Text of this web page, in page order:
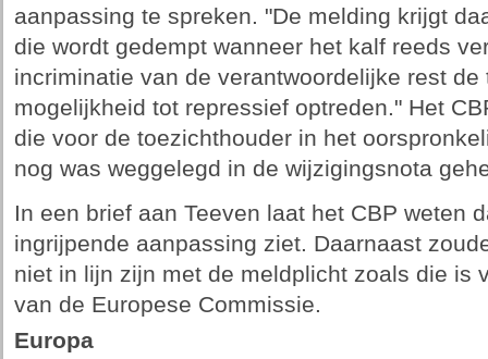
aanpassing te spreken. "De melding krijgt
die wordt gedempt wanneer het kalf reeds
incriminatie van de verantwoordelijke rest
mogelijkheid tot repressief optreden." Het
die voor de toezichthouder in het
nog was weggelegd in de wijzigingsnota
In een brief aan Teeven laat het CBP weten
ingrijpende aanpassing ziet. Daarnaast
niet in lijn zijn met de meldplicht zoals die is
van de Europese Commissie.
Europa